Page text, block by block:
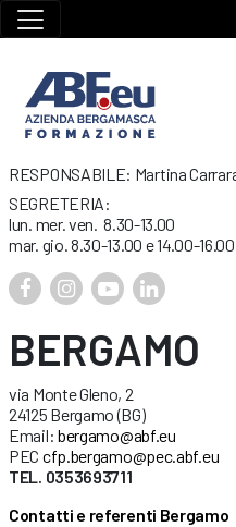
RESPONSABILE: Martina
SEGRETERIA:
lun. mer. ven. 8.30-13.00
mar. gio. 8.30-13.00 e 14.00-16.00
BERGAMO
via Monte Gleno, 2
24125 Bergamo (BG)
Email: bergamo@abf.eu
PEC cfp.bergamo@pec.abf.eu
TEL. 0353693711
Contatti e referenti Bergamo